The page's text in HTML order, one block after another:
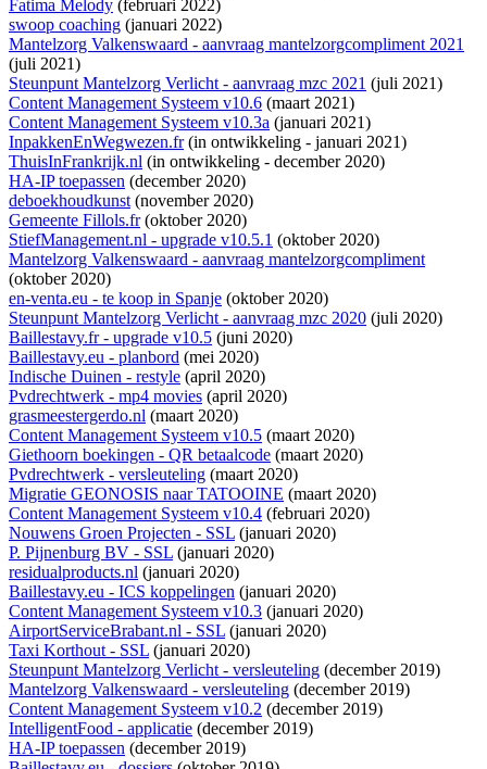
Fatima Melody (februari 2022)
swoop coaching (januari 2022)
Mantelzorg Valkenswaard - aanvraag mantelzorgcompliment 2021
(juli 2021)
Steunpunt Mantelzorg Verlicht - aanvraag mzc 2021 (juli 2021)
Content Management Systeem v10.6 (maart 2021)
Content Management Systeem v10.3a (januari 2021)
InpakkenEnWegwezen.fr(in ontwikkeling - januari 2021)
ThuisInFrankrijk.nl (in ontwikkeling - december 2020)
HA-IP toepassen (december 2020)
deboekhoudkunst(november 2020)
Gemeente Fillols.fr(oktober 2020)
StiefManagement.nl - upgrade v10.5.1 (oktober 2020)
Mantelzorg Valkenswaard - aanvraag mantelzorgcompliment
(oktober 2020)
en-venta.eu - te koop in Spanje (oktober 2020)
Steunpunt Mantelzorg Verlicht - aanvraag mzc 2020 (juli 2020)
Baillestavy.fr - upgrade v10.5 (juni 2020)
Baillestavy.eu - planbord (mei 2020)
Indische Duinen - restyle (april 2020)
Pvdrechtwerk - mp4 movies (april 2020)
grasmeestergerdo.nl (maart 2020)
Content Management Systeem v10.5 (maart 2020)
Giethoorn boekingen - QR betaalcode (maart 2020)
Pvdrechtwerk - versleuteling (maart 2020)
Migratie GEONOSIS naar TATOOINE (maart 2020)
Content Management Systeem v10.4 (februari 2020)
Nouwens Groen Projecten - SSL (januari 2020)
P. Pijnenburg BV - SSL (januari 2020)
residualproducts.nl (januari 2020)
Baillestavy.eu - ICS koppelingen (januari 2020)
Content Management Systeem v10.3 (januari 2020)
AirportServiceBrabant.nl - SSL (januari 2020)
Taxi Korthout - SSL (januari 2020)
Steunpunt Mantelzorg Verlicht - versleuteling (december 2019)
Mantelzorg Valkenswaard - versleuteling (december 2019)
Content Management Systeem v10.2 (december 2019)
IntelligentFood - applicatie (december 2019)
HA-IP toepassen (december 2019)